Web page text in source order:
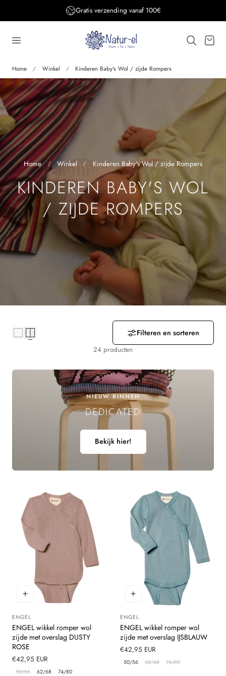
Gratis verzending BE&DE vanaf 150€
Home Winkel Kinderen Baby's Wol / zijde Rompers
Home Winkel Kinderen Baby's Wol / zijde Rompers
V
E
R
Z
L
N
KINDEREN BABY'S WOL
/ ZIJDE ROMPERS
Filteren en sorteren
24 producten
NIEUW BINNEN
DEDICATED
Bekijk hier!
Leverancier:
ENGEL
ENGEL wikkel romper wol
zijde met overslag DUSTY
ROSE
Normale
prijs
€42,95 EUR
50/56 62/68 74/80
Leverancier:
ENGEL
ENGEL wikkel romper wol
zijde met overslag IJSBLAUW
Normale
prijs
€42,95 EUR
50/56 62/68 74/80